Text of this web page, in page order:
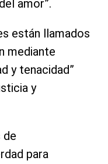
amor”.
están llamados
mediante
y tenacidad”
y
de
para